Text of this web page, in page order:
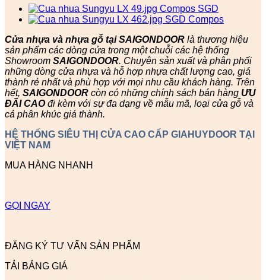
Cửa nhựa và nhựa gỗ tại SAIGONDOOR là thương hiệu
sản phẩm các dòng cửa trong một chuỗi các hệ thống
Showroom SAIGONDOOR. Chuyên sản xuất và phân phối
những dòng cửa nhựa và hỗ hợp nhựa chất lượng cao, giá
thành rẻ nhất và phù hợp với mọi nhu cầu khách hàng. Trên
hết, SAIGONDOOR còn có những chính sách bán hàng ƯU
ĐÃI CAOđi kèm với sự đa dạng về mẫu mã, loại cửa gỗ và
cả phân khúc giá thành.
HỆ THỐNG SIÊU THỊ CỬA CAO CẤP GIAHUYDOOR TẠI
VIỆT NAM
MUA HÀNG NHANH
GỌI NGAY
ĐĂNG KÝ TƯ VẤN SẢN PHẨM
TẢI BẢNG GIÁ